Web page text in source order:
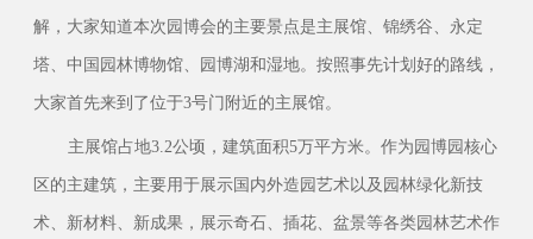
解，大家知道本次园博会的主要景点是主展馆、锦绣谷、永定
塔、中国园林博物馆、园博湖和湿地。按照事先计划好的路线，
大家首先来到了位于3号门附近的主展馆。
主展馆占地3.2公顷，建筑面积5万平方米。作为园博园核心
区的主建筑，主要用于展示国内外造园艺术以及园林绿化新技
术、新材料、新成果，展示奇石、插花、盆景等各类园林艺术作